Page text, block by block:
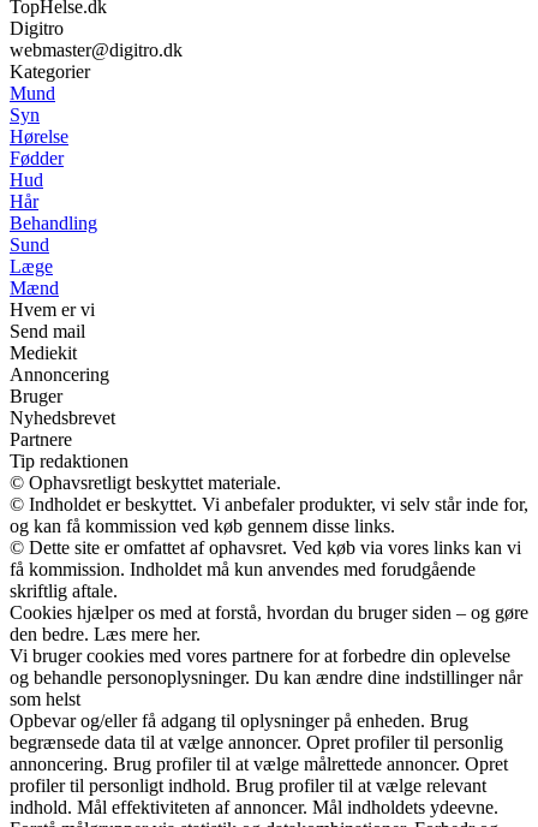
TopHelse.dk
Digitro
webmaster@digitro.dk
Kategorier
Mund
Syn
Hørelse
Fødder
Hud
Hår
Behandling
Sund
Læge
Mænd
Hvem er vi
Send mail
Mediekit
Annoncering
Bruger
Nyhedsbrevet
Partnere
Tip redaktionen
© Ophavsretligt beskyttet materiale.
© Indholdet er beskyttet. Vi anbefaler produkter, vi selv står inde for,
og kan få kommission ved køb gennem disse links.
© Dette site er omfattet af ophavsret. Ved køb via vores links kan vi
få kommission. Indholdet må kun anvendes med forudgående
skriftlig aftale.
Cookies hjælper os med at forstå, hvordan du bruger siden – og gøre
den bedre. Læs mere her.
Vi bruger cookies med vores partnere for at forbedre din oplevelse
og behandle personoplysninger. Du kan ændre dine indstillinger når
som helst
Opbevar og/eller få adgang til oplysninger på enheden. Brug
begrænsede data til at vælge annoncer. Opret profiler til personlig
annoncering. Brug profiler til at vælge målrettede annoncer. Opret
profiler til personligt indhold. Brug profiler til at vælge relevant
indhold. Mål effektiviteten af annoncer. Mål indholdets ydeevne.